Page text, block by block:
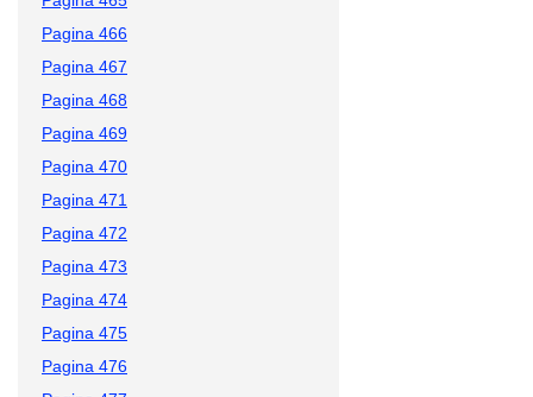
Pagina 466
Pagina 467
Pagina 468
Pagina 469
Pagina 470
Pagina 471
Pagina 472
Pagina 473
Pagina 474
Pagina 475
Pagina 476